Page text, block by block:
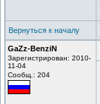
Вернуться к началу
GaZz-BenziN
Зарегистрирован: 2010-
11-04
Сообщ.: 204